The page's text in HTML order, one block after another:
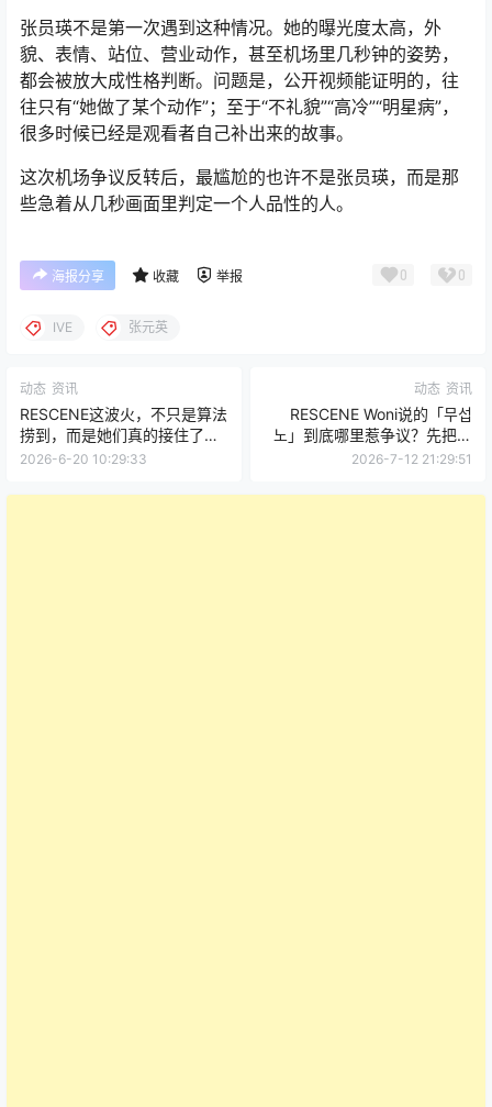
张员瑛不是第一次遇到这种情况。她的曝光度太高，外
貌、表情、站位、营业动作，甚至机场里几秒钟的姿势，
都会被放大成性格判断。问题是，公开视频能证明的，往
往只有“她做了某个动作”；至于“不礼貌”“高冷”“明星病”，
很多时候已经是观看者自己补出来的故事。
这次机场争议反转后，最尴尬的也许不是张员瑛，而是那
些急着从几秒画面里判定一个人品性的人。
海报分享 收藏 举报 0 0
IVE 张元英
动态 资讯
RESCENE这波火，不只是算法
捞到，而是她们真的接住了机
会
2026-6-20 10:29:33
动态 资讯
RESCENE Woni说的「무섭
노」到底哪里惹争议？先把那
段视频看完
2026-7-12 21:29:51